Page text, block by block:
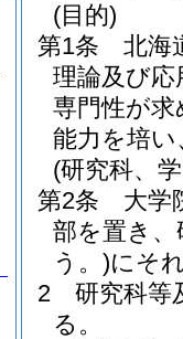
(目的)
第1条
北海
理論及び
専門性が
能力を培
(研究科、
第2条
大学
部を置き、
う。)にそ
2
研究科等
る。